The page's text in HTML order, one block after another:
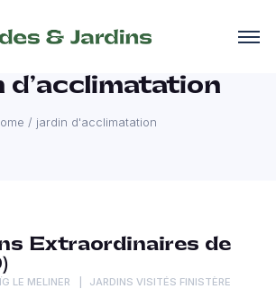
d’acclimatation
/ jardin d'acclimatation
Extraordinaires de
LE MELINER JARDINS VISITÉS FINISTÈRE